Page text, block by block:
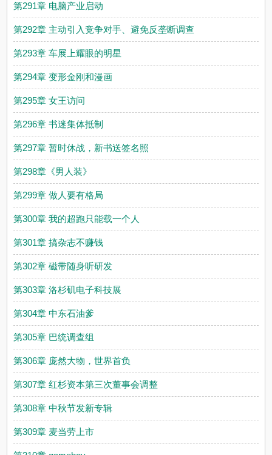
第291章 电脑产业启动
第292章 主动引入竞争对手、避免反垄断调查
第293章 车展上耀眼的明星
第294章 变形金刚和漫画
第295章 女王访问
第296章 书迷集体抵制
第297章 暂时休战，新书送签名照
第298章《男人装》
第299章 做人要有格局
第300章 我的超跑只能载一个人
第301章 搞杂志不赚钱
第302章 磁带随身听研发
第303章 洛杉矶电子科技展
第304章 中东石油爹
第305章 巴统调查组
第306章 庞然大物，世界首负
第307章 红杉资本第三次董事会调整
第308章 中秋节发新专辑
第309章 麦当劳上市